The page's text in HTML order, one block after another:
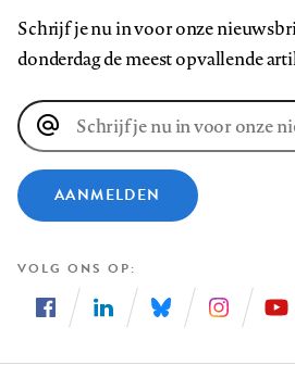
Schrijf je nu in voor onze
donderdag de meest opvallende
E-
mailadres
AANMELDEN
VOLG ONS OP
ons
ons
ons
ons
ons